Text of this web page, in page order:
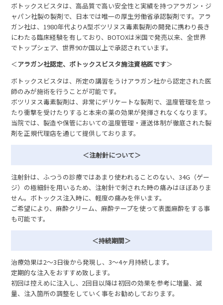
ボトックスビスタは、高品質で高い安全性と実績を持つアラガン・ジ
ャパン社製の製剤で、日本では唯一の厚生労働省承認製剤です。アラ
ガン社は、1980年代よりA型ボツリヌス毒素製剤の開発に携わり長き
にわたる臨床経験を有しており、BOTOXは米国で発売以来、全世界
でトップシェア、世界90か国以上で承認されています。
＜アラガン社認定、ボトックスビスタ️施注資格医です＞
ボトックスビスタは、所定の講習をうけアラガン社から認定された医
師のみが施術を行うことが可能です。
ボツリヌス毒素製剤は、非常にデリケートな製剤で、温度管理を怠っ
たり衝撃を受けたりすると本来の薬の効果が発揮されなくなります。
当院では、製造や保管においての温度管理・運送体制が徹底された製
剤を正規代理店を通じて提供しております。
＜注射針について＞
注射針は、ふつうの診療ではあまり使われることのない、34G（ゲー
ジ）の極細針を用いるため、注射針で刺された時の痛みはほぼありま
せん。ボトックス注入時に、軽度の痛みを伴います。
ご希望により、麻酔クリーム、麻酔テープを使って表面麻酔をする事
も可能です。
＜持続期間＞
治療効果は2〜3日後から発現し、3〜4ヶ月持続します。
定期的な注入をおすすめ致します。
初回は控えめに注入し、2回目以降は初回の効果を参考に増量、減
量、注入箇所の調整をしていく事をお勧めしております。